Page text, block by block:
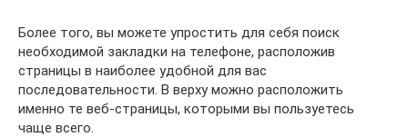
Более того, вы можете упростить для себя поиск
необходимой закладки на телефоне, расположив
страницы в наиболее удобной для вас
последовательности. В верху можно расположить
именно те веб-страницы, которыми вы пользуетесь
чаще всего.